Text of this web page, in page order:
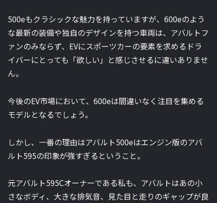
500eもクラシックな魅力を持っていますが、600eのよう
な最新の装備や独自のデザインを持つ車両は、アバルトフ
ァンのみならず、EVにスポーツカーの要素を求めるドラ
イバーにとっても「欲しい」と感じさせるに違いありませ
ん。
今後のEV市場において、600eは間違いなく注目を集める
モデルとなるでしょう。
しかし、一番の理由はアバルト500eはエンジン版のアバ
ルト595の印象が強すぎるということ。
元アバルト595Cオーナーである私も、アバルトはあの小
さなボディ、大きな排気音、見た目と走りのギャップが良